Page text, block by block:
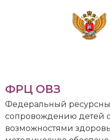
ФРЦ ОВЗ
Федеральный
сопровождению детей
возможностями